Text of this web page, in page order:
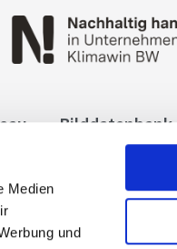
Medien
und
Bilddatenbank